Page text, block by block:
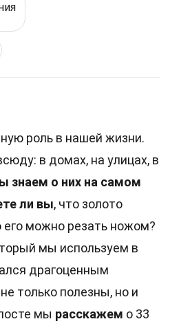
роль в нашей жизни.
в домах, на улицах, в
знаем о них на самом
ли вы, что золото
его можно резать ножом?
мы используем в
драгоценным
не только полезны, но и
мы расскажем о 33